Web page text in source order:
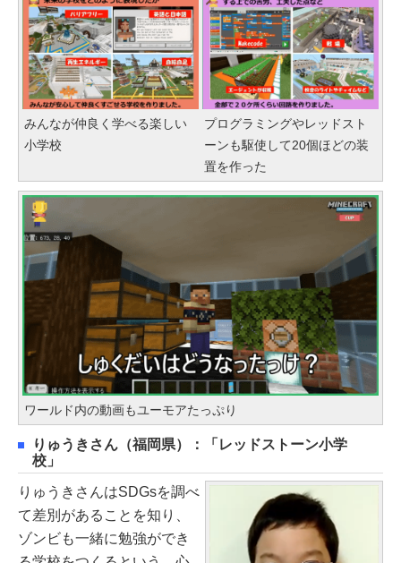
みんなが仲良く学べる楽しい
小学校
プログラミングやレッドスト
ーンも駆使して20個ほどの装
置を作った
ワールド内の動画もユーモアたっぷり
りゅうきさん（福岡県）：「レッドストーン小学
校」
りゅうきさんはSDGsを調べ
て差別があることを知り、
ゾンビも一緒に勉強ができ